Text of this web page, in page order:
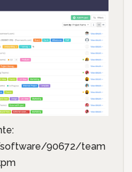
90672/team